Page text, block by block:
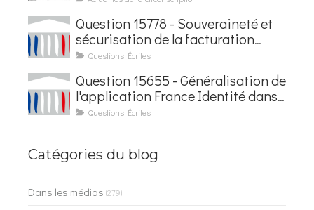
Question 15778 - Souveraineté et
sécurisation de la facturation
électronique
Questions Écrites
Question 15655 - Généralisation de
l'application France Identité dans
les contrôles du quotidien
Questions Écrites
Catégories du blog
Dans les médias (279)